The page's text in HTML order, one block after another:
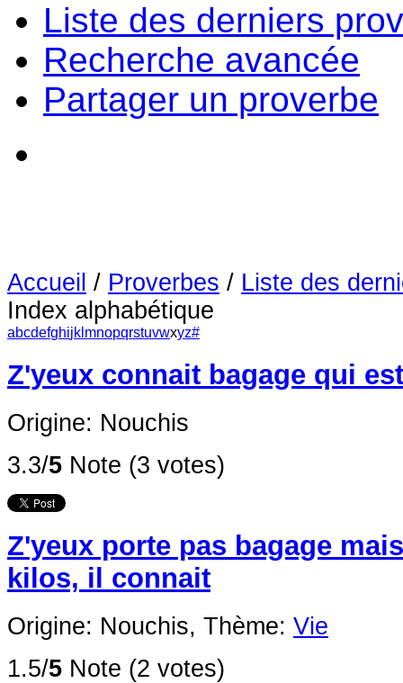
Liste des derniers
Recherche avancée
Partager un proverbe
Accueil / Proverbes / Liste des
Index alphabétique
abcdefghijk mnopqrstuvwxyz#
Z'yeux connait bagage qui
Origine: Nouchis
3.3/5 Note (3 votes)
Z'yeux porte pas bagage
kilos, il connait
Origine: Nouchis, Thème: Vie
1.5/5 Note (2 votes)